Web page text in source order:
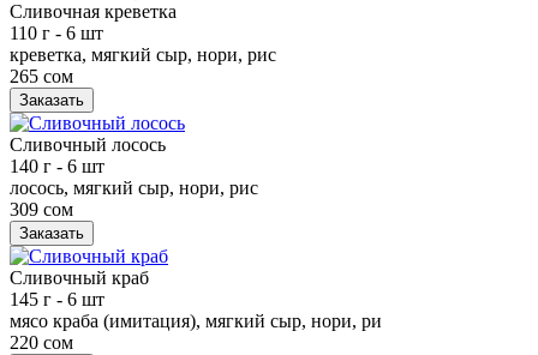
Сливочная креветка
110 г - 6 шт
креветка, мягкий сыр, нори, рис
265 сом
Заказать
Сливочный лосось
140 г - 6 шт
лосось, мягкий сыр, нори, рис
309 сом
Заказать
Сливочный краб
145 г - 6 шт
мясо краба (имитация), мягкий сыр, нори, ри
220 сом